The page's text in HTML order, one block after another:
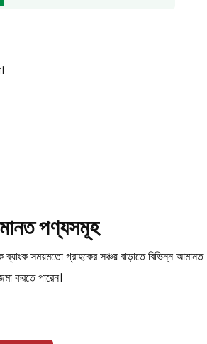
পণ্যসমূহ
ব্যাংক সময়মতো গ্রাহকের সঞ্চয় বাড়াতে বিভিন্ন আমানত
করতে পারেন।